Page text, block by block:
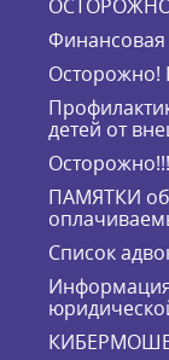
Финансовая
Осторожно!
детей от
ПАМЯТКИ об
Список